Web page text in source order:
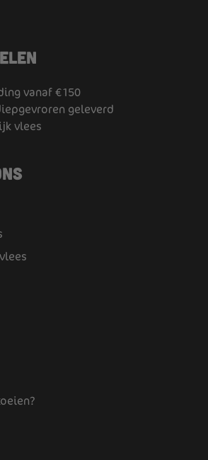
vanaf €150
geleverd
vlees